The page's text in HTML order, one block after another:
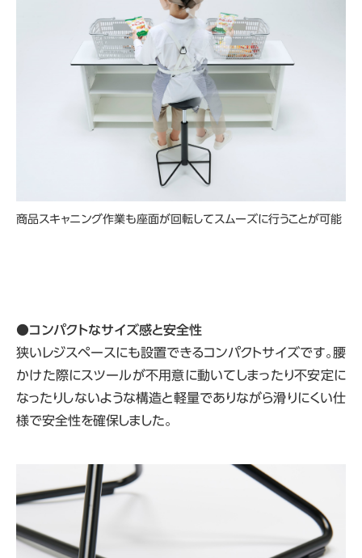
商品スキャニング作業も座面が回転してスムーズに行うことが可能
●コンパクトなサイズ感と安全性
狭いレジスペースにも設置できるコンパクトサイズです。腰
かけた際にスツールが不用意に動いてしまったり不安定に
なったりしないような構造と軽量でありながら滑りにくい仕
様で安全性を確保しました。